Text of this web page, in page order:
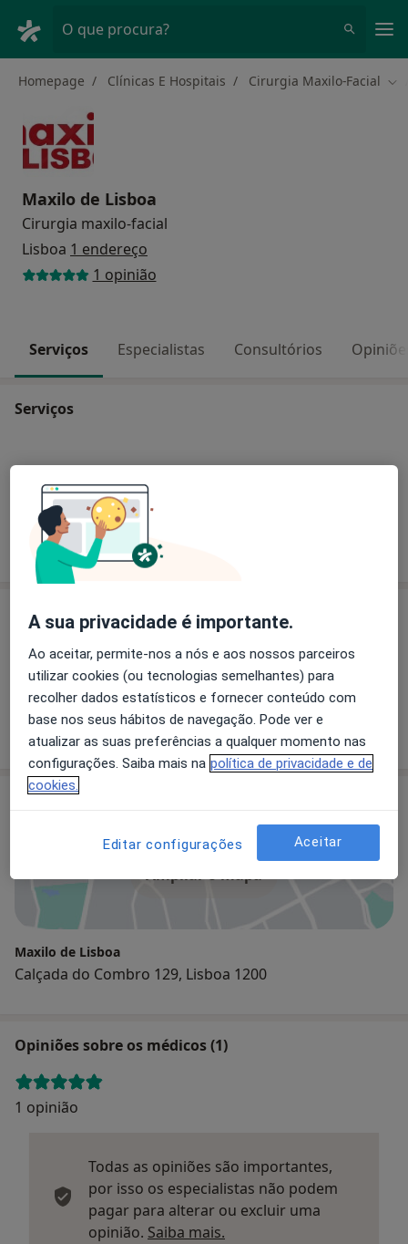
O que procura?
Homepage Clínicas E Hospitais Cirurgia Maxilo-Facial
Maxilo de Lisboa
Cirurgia maxilo-facial
Lisboa 1 endereço
1 opinião
Serviços Especialistas Consultórios
Serviços
Como mostramos os preços?
Especialistas
Dr. Juan Antonio Gata Diaz
Cirurgião maxilo-facial
2 opiniões
Consultório
Ampliar o mapa
Maxilo de Lisboa
Calçada do Combro 129, Lisboa 1200
Opiniões sobre os médicos (1)
1 opinião
Todas as opiniões são importantes,
por isso os especialistas não podem
pagar para alterar ou excluir uma
opinião. Saiba mais.
A sua privacidade é importante.
Ao aceitar, permite-nos a nós e aos nossos parceiros
utilizar cookies (ou tecnologias semelhantes) para
recolher dados estatísticos e fornecer conteúdo com
base nos seus hábitos de navegação. Pode ver e
atualizar as suas preferências a qualquer momento nas
configurações. Saiba mais na política de privacidade e de
cookies.
Editar configurações Aceitar